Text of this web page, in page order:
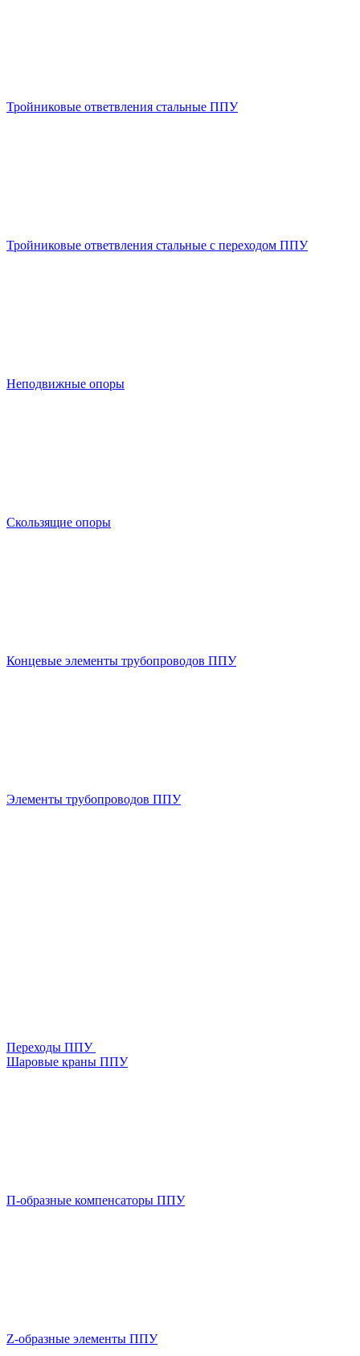
Тройниковые ответвления стальные ППУ
Тройниковые ответвления стальные с переходом ППУ
Неподвижные опоры
Скользящие опоры
Концевые элементы трубопроводов ППУ
Элементы трубопроводов ППУ
Переходы ППУ
Шаровые краны ППУ
П-образные компенсаторы ППУ
Z-образные элементы ППУ